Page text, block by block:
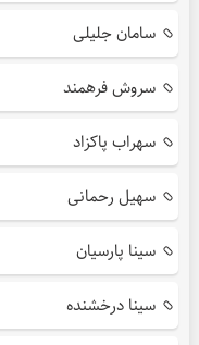
سامان جلیلی
سروش فرهمند
سهراب پاکزاد
سهیل رحمانی
سینا پارسیان
سینا درخشنده